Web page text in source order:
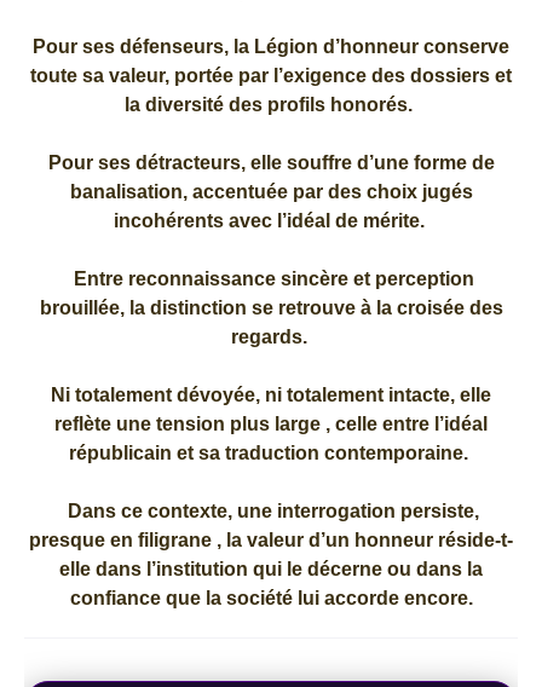
Pour ses défenseurs, la Légion d’honneur conserve
toute sa valeur, portée par l’exigence des dossiers et
la diversité des profils honorés.
Pour ses détracteurs, elle souffre d’une forme de
banalisation, accentuée par des choix jugés
incohérents avec l’idéal de mérite.
Entre reconnaissance sincère et perception
brouillée, la distinction se retrouve à la croisée des
regards.
Ni totalement dévoyée, ni totalement intacte, elle
reflète une tension plus large , celle entre l’idéal
républicain et sa traduction contemporaine.
Dans ce contexte, une interrogation persiste,
presque en filigrane , la valeur d’un honneur réside-t-
elle dans l’institution qui le décerne ou dans la
confiance que la société lui accorde encore.